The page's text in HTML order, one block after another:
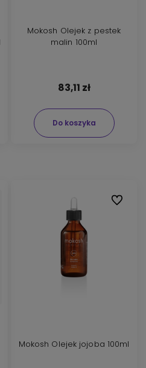
Mokosh Olejek z pestek
malin 100ml
83,11 zł
Do koszyka
Mokosh Olejek jojoba 100ml
Do